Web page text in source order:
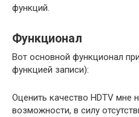
функций.
Функционал
Вот основной функционал
функцией записи):
Оценить качество HDTV мне
возможности, в силу